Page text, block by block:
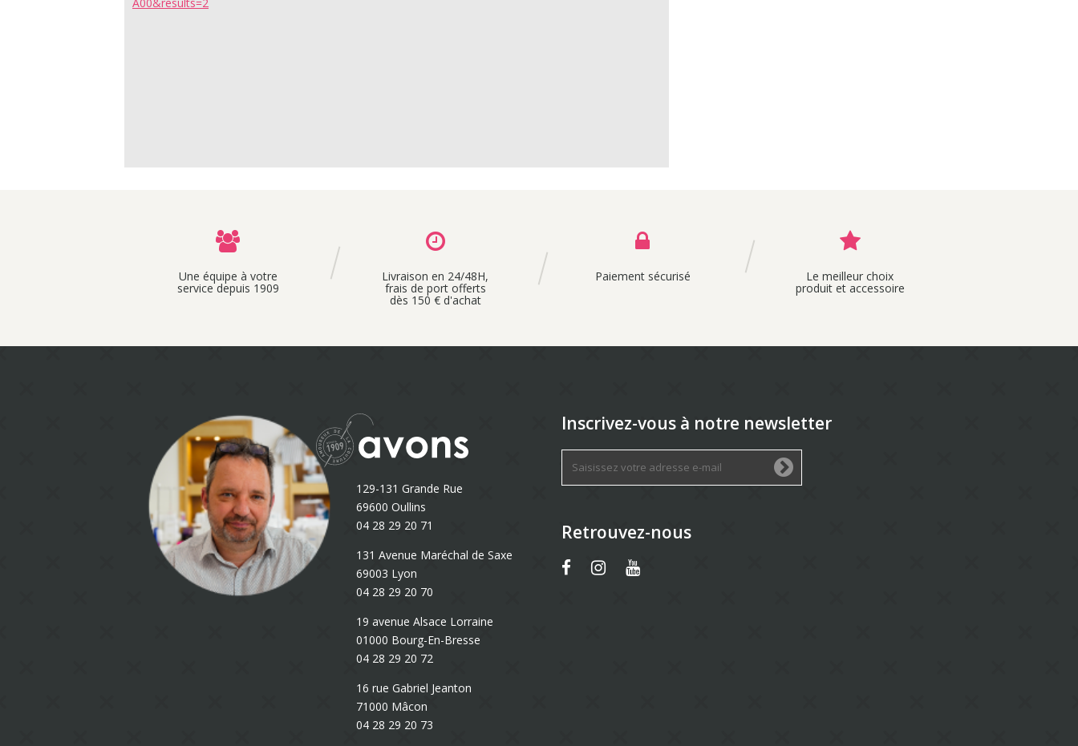
Une équipe à votre
service depuis 1909
Livraison en 24/48H,
frais de port offerts
dès 150 € d'achat
Paiement sécurisé Le meilleur choix
produit et accessoire
129-131 Grande Rue
69600 Oullins
04 28 29 20 71
131 Avenue Maréchal de Saxe
69003 Lyon
04 28 29 20 70
19 avenue Alsace Lorraine
01000 Bourg-En-Bresse
04 28 29 20 72
16 rue Gabriel Jeanton
71000 Mâcon
04 28 29 20 73
Inscrivez-vous à notre newsletter
Retrouvez-nous